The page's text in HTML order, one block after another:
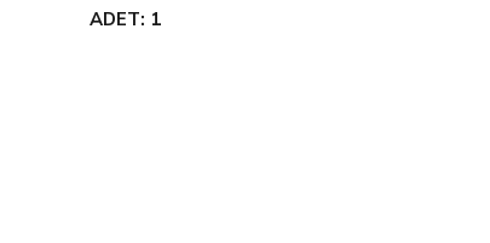
ADET: 1